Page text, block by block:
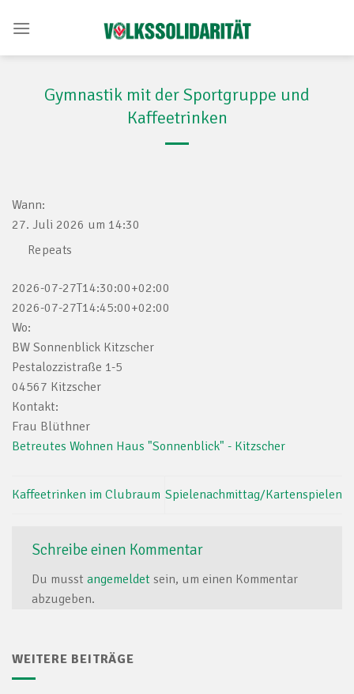
Gymnastik mit der Sportgruppe und
Kaffeetrinken
Wann:
27. Juli 2026 um 14:30
Repeats
2026-07-27T14:30:00+02:00
2026-07-27T14:45:00+02:00
Wo:
BW Sonnenblick Kitzscher
Pestalozzistraße 1-5
04567 Kitzscher
Kontakt:
Frau Blüthner
Betreutes Wohnen Haus "Sonnenblick" - Kitzscher
Kaffeetrinken im Clubraum Spielenachmittag/Kartenspielen
Schreibe einen Kommentar
Du musst angemeldet sein, um einen Kommentar
abzugeben.
WEITERE BEITRÄGE